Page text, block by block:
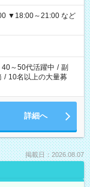
40～50代活躍中 / 副
/ 10名以上の大量募
詳細へ
掲載日：2026.08.07